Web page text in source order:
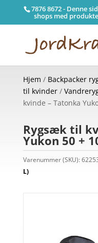
7876 8672 - Denne
shops med
Hjem / Backpacker
til kvinder/
kvinde – Tatonka
Rygsæk til
Yukon 50 +
Varenummer (SKU):
L)